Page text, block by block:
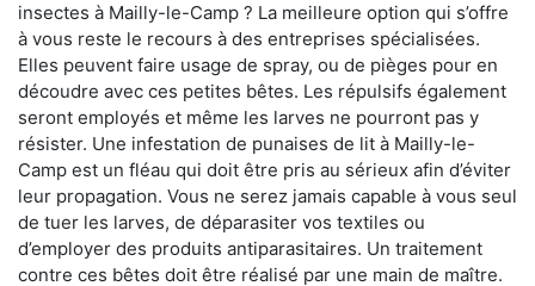
insectes à Mailly-le-Camp ? La meilleure option qui s’offre
à vous reste le recours à des entreprises spécialisées.
Elles peuvent faire usage de spray, ou de pièges pour en
découdre avec ces petites bêtes. Les répulsifs également
seront employés et même les larves ne pourront pas y
résister. Une infestation de punaises de lit à Mailly-le-
Camp est un fléau qui doit être pris au sérieux afin d’éviter
leur propagation. Vous ne serez jamais capable à vous seul
de tuer les larves, de déparasiter vos textiles ou
d’employer des produits antiparasitaires. Un traitement
contre ces bêtes doit être réalisé par une main de maître.